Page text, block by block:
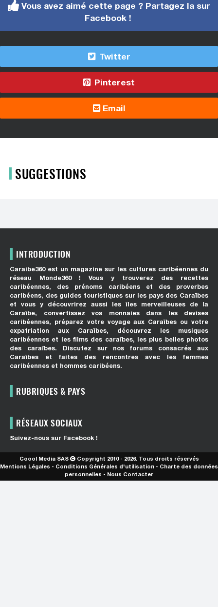
Vous avez aimé cette page ? Partagez la sur
Facebook !
Twitter
Pinterest
Email
SUGGESTIONS
INTRODUCTION
Caraibe360 est un magazine sur les cultures caribéennes du
réseau Monde360 ! Vous y trouverez des recettes
caribéennes, des prénoms caribéens et des proverbes
caribéens, des guides touristiques sur les pays des Caraïbes
et vous y découvrirez aussi les îles merveilleuses de la
Caraïbe, convertissez vos monnaies dans les devises
caribéennes, préparez votre voyage aux Caraïbes ou votre
expatriation aux Caraïbes, découvrez les musiques
caribéennes et les films des caraïbes, les plus belles photos
des caraïbes. Discutez sur nos forums consacrés aux
Caraïbes et faites des rencontres avec les femmes
caribéennes et hommes caribéens.
RUBRIQUES & PAYS
RÉSEAUX SOCIAUX
Suivez-nous sur Facebook !
Coool Media SAS
Copyright 2010 - 2026. Tous droits réservés
Mentions Légales - Conditions Générales d'utilisation - Charte des données
personnelles - Nous Contacter